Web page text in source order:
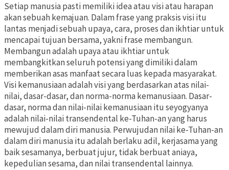
Setiap manusia pasti memiliki idea atau visi atau harapan
akan sebuah kemajuan. Dalam frase yang praksis visi itu
lantas menjadi sebuah upaya, cara, proses dan ikhtiar untuk
mencapai tujuan bersama, yakni frase membangun.
Membangun adalah upaya atau ikhtiar untuk
membangkitkan seluruh potensi yang dimiliki dalam
memberikan asas manfaat secara luas kepada masyarakat.
Visi kemanusiaan adalah visi yang berdasarkan atas nilai-
nilai, dasar-dasar, dan norma-norma kemanusiaan. Dasar-
dasar, norma dan nilai-nilai kemanusiaan itu seyogyanya
adalah nilai-nilai transendental ke-Tuhan-an yang harus
mewujud dalam diri manusia. Perwujudan nilai ke-Tuhan-an
dalam diri manusia itu adalah berlaku adil, kerjasama yang
baik sesamanya, berbuat jujur, tidak berbuat aniaya,
kepedulian sesama, dan nilai transendental lainnya.